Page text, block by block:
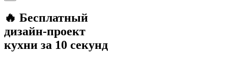
🔥 Бесплатный
дизайн-проект
кухни за 10 секунд